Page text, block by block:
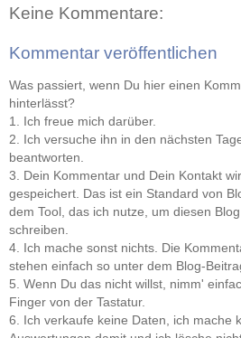
Keine Kommentare:
Kommentar veröffentlichen
Was passiert, wenn Du hier einen
hinterlässt?
1. Ich freue mich darüber.
2. Ich versuche ihn in den nächsten
beantworten.
3. Dein Kommentar und Dein Kontakt
gespeichert. Das ist ein Standard von
dem Tool, das ich nutze, um diesen
schreiben.
4. Ich mache sonst nichts. Die
stehen einfach so unter dem Blog-
5. Wenn Du das nicht willst, nimm'
Finger von der Tastatur.
6. Ich verkaufe keine Daten, ich mache